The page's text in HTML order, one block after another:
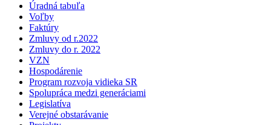
Úradná tabuľa
Voľby
Faktúry
Zmluvy od r.2022
Zmluvy do r. 2022
VZN
Hospodárenie
Program rozvoja vidieka SR
Spolupráca medzi generáciami
Legislatíva
Verejné obstarávanie